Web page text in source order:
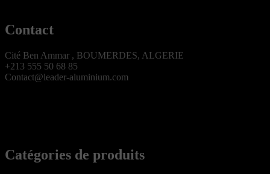
Contact
Cité Ben Ammar , BOUMERDES, ALGERIE
+213 555 50 68 85
Contact@leader-aluminium.com
Catégories de produits